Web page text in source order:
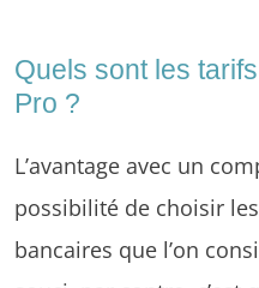
Quels sont les
Pro ?
L’avantage avec un
possibilité de choisir
bancaires que l’on